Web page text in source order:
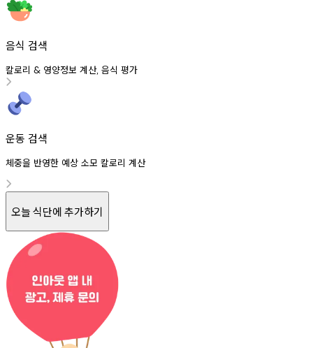
음식 검색
칼로리 & 영양정보 계산, 음식 평가
운동 검색
체중을 반영한 예상 소모 칼로리 계산
오늘 식단에 추가하기